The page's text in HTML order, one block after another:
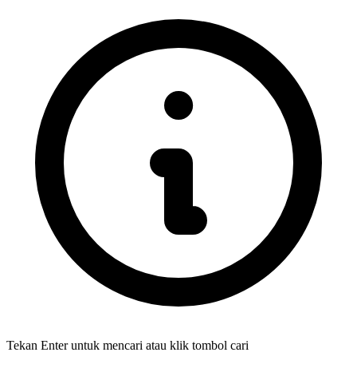
Tekan Enter untuk mencari atau klik tombol cari